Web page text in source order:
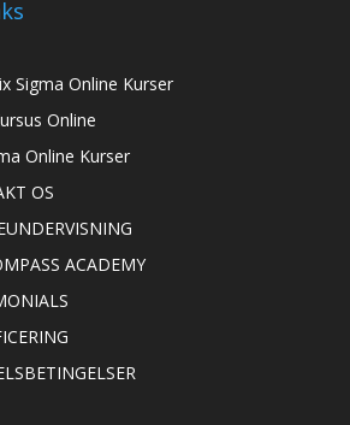
Sigma Online Kurser
Online
Online Kurser
OS
ACADEMY